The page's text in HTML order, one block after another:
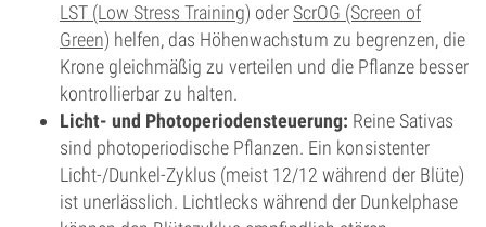
LST (Low Stress Training) oder ScrOG (Screen of
Green) helfen, das Höhenwachstum zu begrenzen, die
Krone gleichmäßig zu verteilen und die Pflanze besser
kontrollierbar zu halten.
Licht- und Photoperiodensteuerung: Reine Sativas
sind photoperiodische Pflanzen. Ein konsistenter
Licht-/Dunkel-Zyklus (meist 12/12 während der Blüte)
ist unerlässlich. Lichtlecks während der Dunkelphase